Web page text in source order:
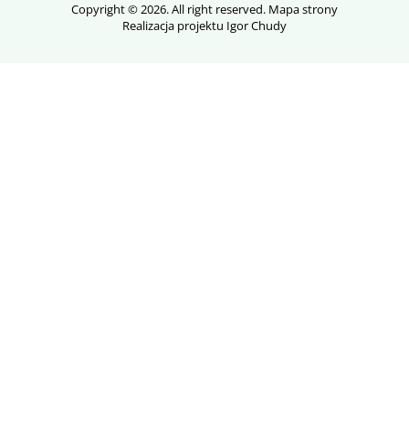
Copyright © 2026. All right reserved. Mapa strony
Realizacja projektu Igor Chudy